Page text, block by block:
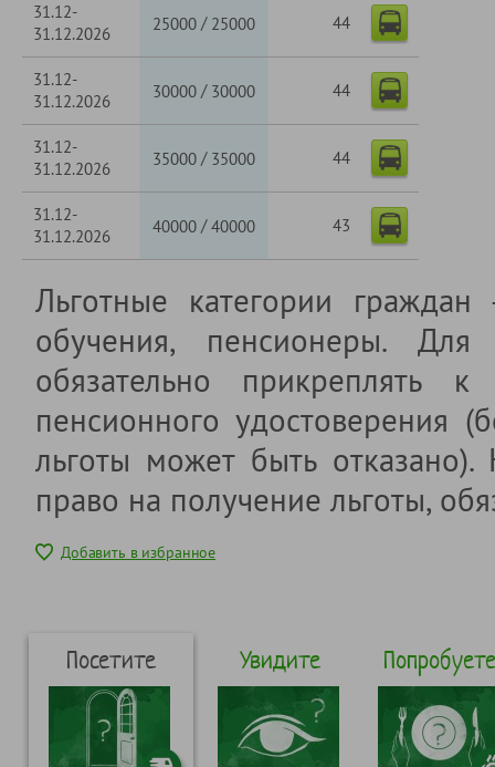
31.12-
31.12.2026
25000 / 25000 44
31.12-
31.12.2026
30000 / 30000 44
31.12-
31.12.2026
35000 / 35000 44
31.12-
31.12.2026
40000 /40000 43
Льготные категории
обучения, пенсионеры. Для
обязательно прикреплять
пенсионного удостоверения
льготы может быть
право на получение льготы,
Добавить в избранное
Посетите Увидите Попробуете